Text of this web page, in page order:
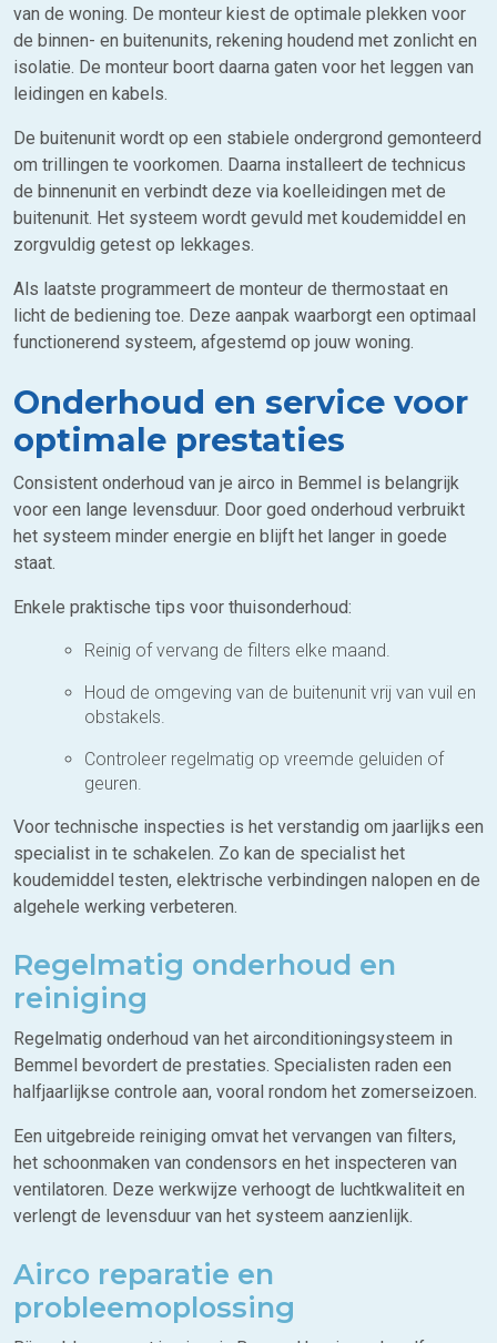
van de woning. De monteur kiest de optimale plekken voor
de binnen- en buitenunits, rekening houdend met zonlicht en
isolatie. De monteur boort daarna gaten voor het leggen van
leidingen en kabels.
De buitenunit wordt op een stabiele ondergrond gemonteerd
om trillingen te voorkomen. Daarna installeert de technicus
de binnenunit en verbindt deze via koelleidingen met de
buitenunit. Het systeem wordt gevuld met koudemiddel en
zorgvuldig getest op lekkages.
Als laatste programmeert de monteur de thermostaat en
licht de bediening toe. Deze aanpak waarborgt een optimaal
functionerend systeem, afgestemd op jouw woning.
Onderhoud en service voor
optimale prestaties
Consistent onderhoud van je airco in Bemmel is belangrijk
voor een lange levensduur. Door goed onderhoud verbruikt
het systeem minder energie en blijft het langer in goede
staat.
Enkele praktische tips voor thuisonderhoud:
Reinig of vervang de filters elke maand.
Houd de omgeving van de buitenunit vrij van vuil en
obstakels.
Controleer regelmatig op vreemde geluiden of
geuren.
Voor technische inspecties is het verstandig om jaarlijks een
specialist in te schakelen. Zo kan de specialist het
koudemiddel testen, elektrische verbindingen nalopen en de
algehele werking verbeteren.
Regelmatig onderhoud en
reiniging
Regelmatig onderhoud van het airconditioningsysteem in
Bemmel bevordert de prestaties. Specialisten raden een
halfjaarlijkse controle aan, vooral rondom het zomerseizoen.
Een uitgebreide reiniging omvat het vervangen van filters,
het schoonmaken van condensors en het inspecteren van
ventilatoren. Deze werkwijze verhoogt de luchtkwaliteit en
verlengt de levensduur van het systeem aanzienlijk.
Airco reparatie en
probleemoplossing